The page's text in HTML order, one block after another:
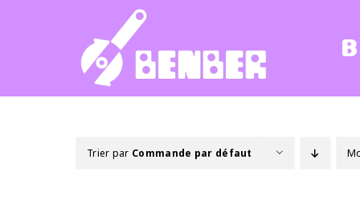
Trier par Commande par défaut